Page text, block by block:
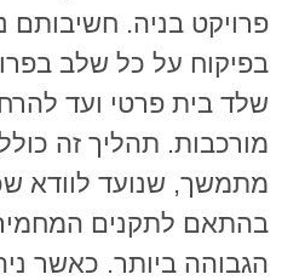
פרויקט בניה. חשיבותם
בפיקוח על כל שלב
שלד בית פרטי ועד
מורכבות. תהליך זה
מתמשך, שנועד לוודא
בהתאם לתקנים
הגבוהה ביותר. כאשר